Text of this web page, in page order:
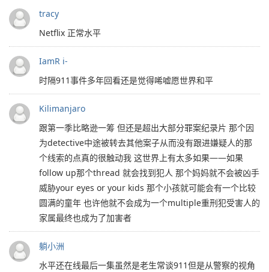
tracy
Netflix 正常水平
IamR i-
时隔911事件多年回看还是觉得唏嘘愿世界和平
Kilimanjaro
跟第一季比略逊一筹 但还是超出大部分罪案纪录片 那个因
为detective中途被转去其他案子从而没有跟进嫌疑人的那
个线索的点真的很触动我 这世界上有太多如果——如果
follow up那个thread 就会找到犯人 那个妈妈就不会被凶手
威胁your eyes or your kids 那个小孩就可能会有一个比较
圆满的童年 也许他就不会成为一个multiple重刑犯受害人的
家属最终也成为了加害者
躺小洲
水平还在线最后一集虽然是老生常谈911但是从警察的视角